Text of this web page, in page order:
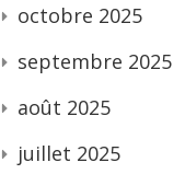
octobre 2025
septembre 2025
août 2025
juillet 2025